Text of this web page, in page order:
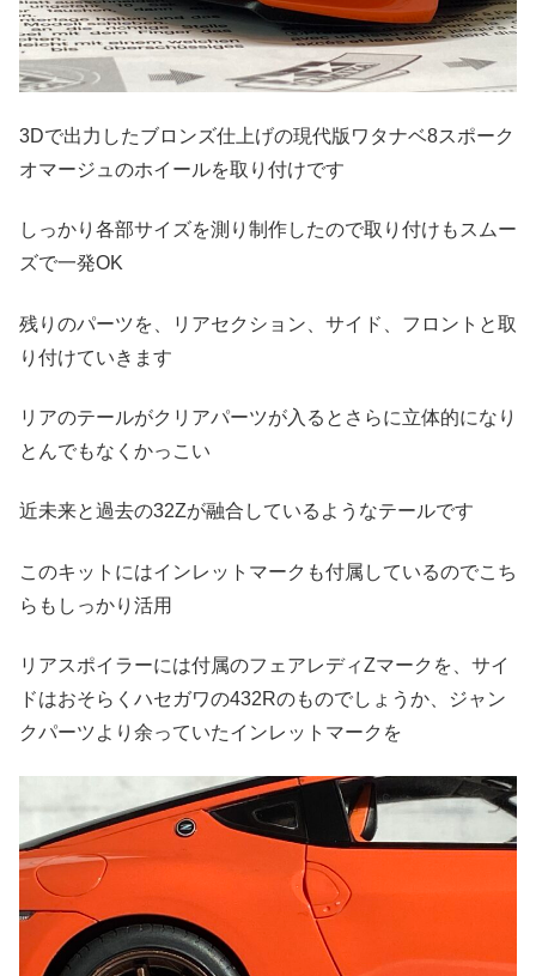
3Dで出力したブロンズ仕上げの現代版ワタナベ8スポーク
オマージュのホイールを取り付けです
しっかり各部サイズを測り制作したので取り付けもスムー
ズで一発OK
残りのパーツを、リアセクション、サイド、フロントと取
り付けていきます
リアのテールがクリアパーツが入るとさらに立体的になり
とんでもなくかっこい
近未来と過去の32Zが融合しているようなテールです
このキットにはインレットマークも付属しているのでこち
らもしっかり活用
リアスポイラーには付属のフェアレディZマークを、サイ
ドはおそらくハセガワの432Rのものでしょうか、ジャン
クパーツより余っていたインレットマークを